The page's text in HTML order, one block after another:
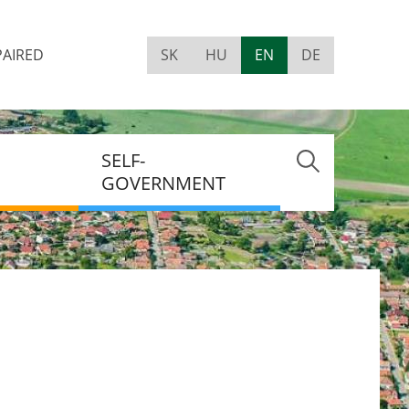
version
SK HU EN DE
SELF-
GOVERNMENT